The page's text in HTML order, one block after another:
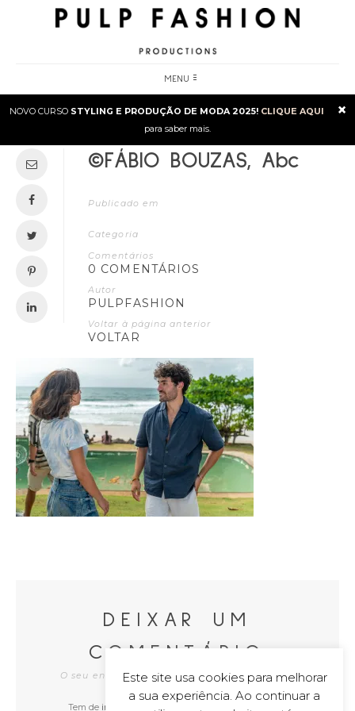
MENU
×
NOVO CURSO STYLING E PRODUÇÃO DE MODA 2025! CLIQUE AQUI
para saber mais.
©FÁBIO BOUZAS, Abc
Publicado em
Categoria
Comentários
0 COMENTÁRIOS
Autor
PULPFASHION
Voltar à página anterior
VOLTAR
DEIXAR UM
COMENTÁRIO
O seu endereço de e-mail não será publicado
Tem de iniciar a sessãopara publicar um comentário.
Este site usa cookies para melhorar
a sua experiência. Ao continuar a